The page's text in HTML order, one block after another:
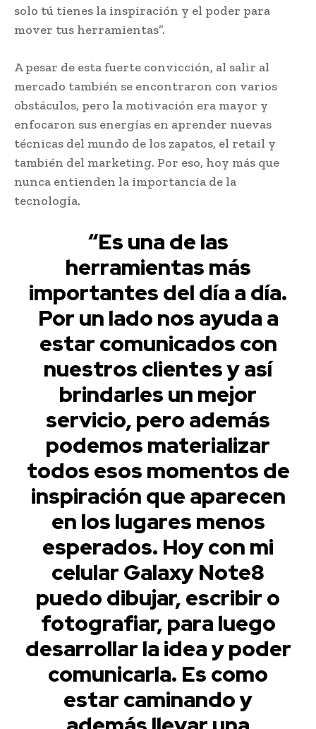
solo tú tienes la inspiración y el poder para
mover tus herramientas”.
A pesar de esta fuerte convicción, al salir al
mercado también se encontraron con varios
obstáculos, pero la motivación era mayor y
enfocaron sus energías en aprender nuevas
técnicas del mundo de los zapatos, el retail y
también del marketing. Por eso, hoy más que
nunca entienden la importancia de la
tecnología.
“Es una de las
herramientas más
importantes del día a día.
Por un lado nos ayuda a
estar comunicados con
nuestros clientes y así
brindarles un mejor
servicio, pero además
podemos materializar
todos esos momentos de
inspiración que aparecen
en los lugares menos
esperados. Hoy con mi
celular Galaxy Note8
puedo dibujar, escribir o
fotografiar, para luego
desarrollar la idea y poder
comunicarla. Es como
estar caminando y